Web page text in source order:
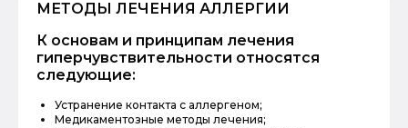
МЕТОДЫ ЛЕЧЕНИЯ АЛЛЕРГИИ
К основам и принципам лечения
гиперчувствительности относятся
следующие:
Устранение контакта с аллергеном;
Медикаментозные методы лечения;